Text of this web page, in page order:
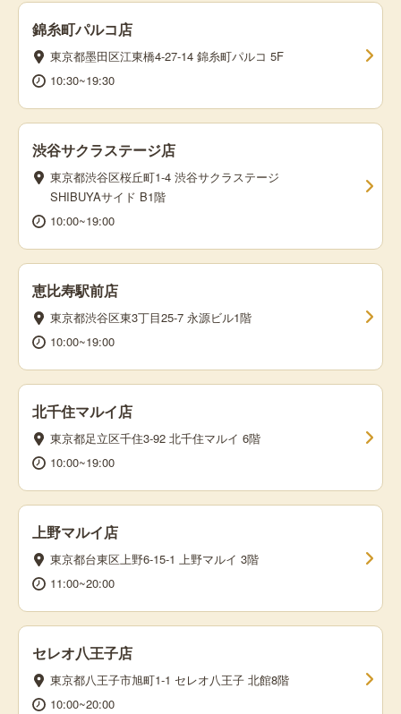
錦糸町パルコ店
東京都墨田区江東橋4-27-14 錦糸町パルコ 5F
10:30~19:30
渋谷サクラステージ店
東京都渋谷区桜丘町1-4 渋谷サクラステージ
SHIBUYAサイド B1階
10:00~19:00
恵比寿駅前店
東京都渋谷区東3丁目25-7 永源ビル1階
10:00~19:00
北千住マルイ店
東京都足立区千住3-92 北千住マルイ 6階
10:00~19:00
上野マルイ店
東京都台東区上野6-15-1 上野マルイ 3階
11:00~20:00
セレオ八王子店
東京都八王子市旭町1-1 セレオ八王子 北館8階
10:00~20:00